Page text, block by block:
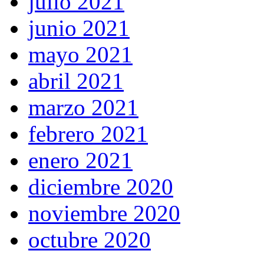
junio 2021
mayo 2021
abril 2021
marzo 2021
febrero 2021
enero 2021
diciembre 2020
noviembre 2020
octubre 2020